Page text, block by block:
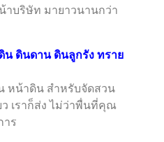
าบริษัท มายาวนานกว่า
น ดินดาน ดินลูกรัง ทราย
หน้าดิน สำหรับจัดสวน
ว เราก็ส่ง ไม่ว่าพื่นที่คุณ
าร